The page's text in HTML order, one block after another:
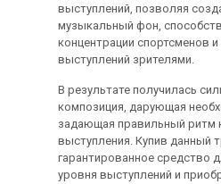
выступлений, позволяя
музыкальный фон,
концентрации спортсменов
выступлений зрителями.
В результате получилась
композиция, дарующая
задающая правильный ритм
выступления. Купив данный
гарантированное средство
уровня выступлений и